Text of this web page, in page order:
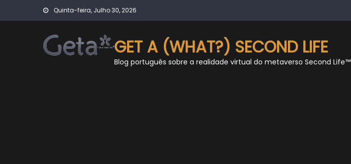
Quinta-feira, Julho 30, 2026
GET A (WHAT?) SECOND LIFE
Blog português sobre a realidade virtual do metaverso Second Life™